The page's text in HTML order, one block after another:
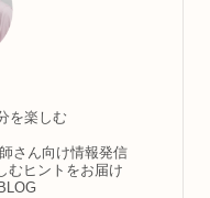
を楽しむ
さん向け情報発信
むヒントをお届け